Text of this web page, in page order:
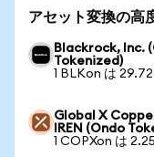
アセット変換の高
Blackrock, Inc.
Tokenized)
1 BLKon は
Global X
IREN (Ondo
1 COPXon は